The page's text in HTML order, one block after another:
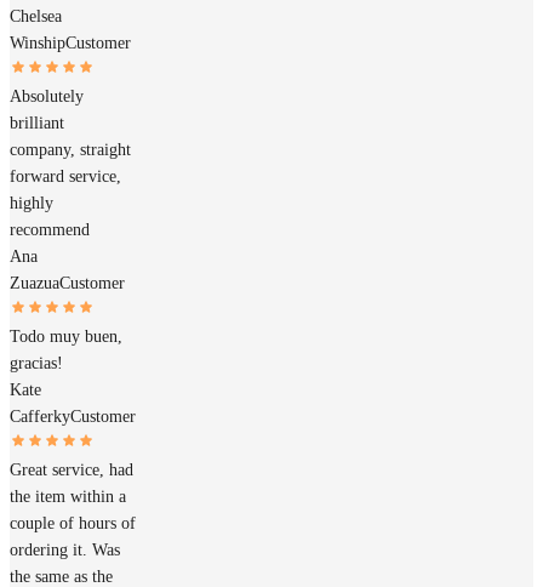
Chelsea
WinshipCustomer
Absolutely
brilliant
company, straight
forward service,
highly
recommend
Ana
ZuazuaCustomer
Todo muy buen,
gracias!
Kate
CafferkyCustomer
Great service, had
the item within a
couple of hours of
ordering it. Was
the same as the